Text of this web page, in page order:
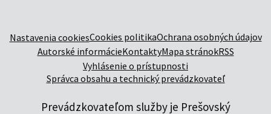
Nastavenia cookiesCookies politikaOchrana osobných údajov
Autorské informácieKontaktyMapa stránokRSS
Vyhlásenie o prístupnosti
Správca obsahu a technický prevádzkovateľ
Prevádzkovateľom služby je Prešovský